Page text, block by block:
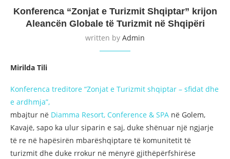
Konferenca “Zonjat e Turizmit Shqiptar” krijon
Aleancën Globale të Turizmit në Shqipëri
written by Admin
Mirilda Tili
Konferenca treditore “Zonjat e Turizmit shqiptar – sfidat dhe
e ardhmja”,
mbajtur në Diamma Resort, Conference & SPA në Golem,
Kavajë, sapo ka ulur siparin e saj, duke shënuar një ngjarje
të re në hapësirën mbarëshqiptare të komunitetit të
turizmit dhe duke rrokur në mënyrë gjithëpërfshirëse